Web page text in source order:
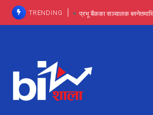
TRENDING प्रभू बैंकका सञ्चालक
प्रभू बैंकमा सेञ्चुरीबाट आएका
कमाइमा
प्रभु बैंकमा रमिता :